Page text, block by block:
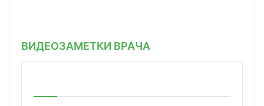
ВИДЕОЗАМЕТКИ ВРАЧА